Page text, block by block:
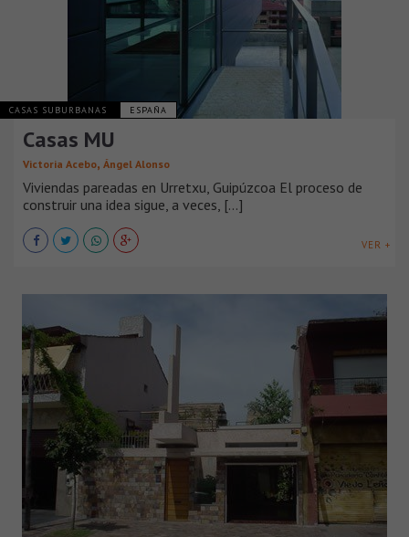
CASAS SUBURBANAS ESPAÑA
Casas MU
Victoria Acebo, Ángel Alonso
Viviendas pareadas en Urretxu, Guipúzcoa El proceso de
construir una idea sigue, a veces, [...]
VER +